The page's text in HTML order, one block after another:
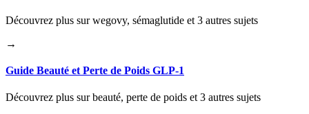
Découvrez plus sur wegovy, sémaglutide et 3 autres sujets
→
Guide Beauté et Perte de Poids GLP-1
Découvrez plus sur beauté, perte de poids et 3 autres sujets